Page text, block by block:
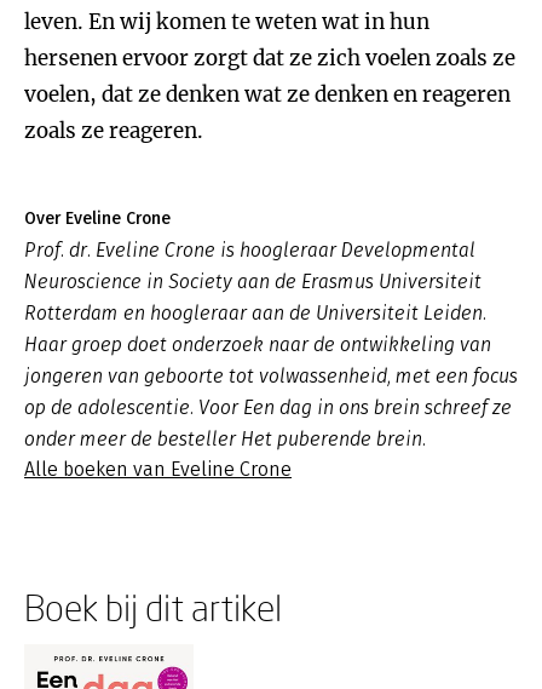
leven. En wij komen te weten wat in hun
hersenen ervoor zorgt dat ze zich voelen zoals ze
voelen, dat ze denken wat ze denken en reageren
zoals ze reageren.
Over Eveline Crone
Prof. dr. Eveline Crone is hoogleraar Developmental
Neuroscience in Society aan de Erasmus Universiteit
Rotterdam en hoogleraar aan de Universiteit Leiden.
Haar groep doet onderzoek naar de ontwikkeling van
jongeren van geboorte tot volwassenheid, met een focus
op de adolescentie. Voor Een dag in ons brein schreef ze
onder meer de besteller Het puberende brein.
Alle boeken van Eveline Crone
Boek bij dit artikel